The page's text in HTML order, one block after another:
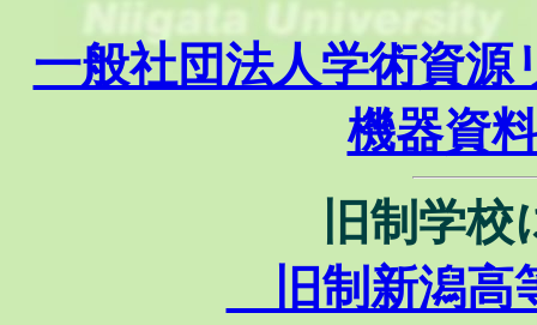
一般社団法人学術資
機器資
旧制学
旧制新潟高